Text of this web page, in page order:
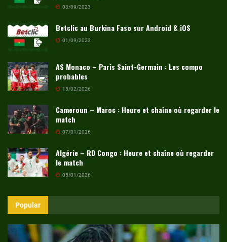
03/09/2023
Betclic au Burkina Faso sur Android & iOS
01/09/2023
AS Monaco – Paris Saint-Germain : Les compo
probables
15/02/2026
Cameroun – Maroc : Heure et chaîne où regarder le
match
07/01/2026
Algérie – RD Congo : Heure et chaîne où regarder
le match
05/01/2026
Popular